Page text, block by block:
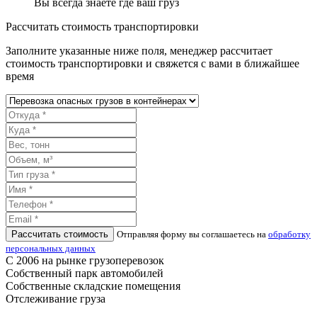
Вы всегда знаете где ваш груз
Рассчитать стоимость транспортировки
Заполните указанные ниже поля, менеджер рассчитает
стоимость транспортировки и свяжется с вами в ближайшее
время
Рассчитать стоимость Отправляя форму вы соглашаетесь на обработку
персональных данных
С 2006 на рынке грузоперевозок
Собственный парк автомобилей
Собственные складские помещения
Отслеживание груза